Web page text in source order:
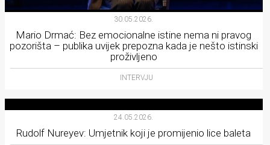
30.05.2026.
Mario Drmać: Bez emocionalne istine nema ni pravog
pozorišta – publika uvijek prepozna kada je nešto istinski
proživljeno
INTERVJU
24.05.2026.
Rudolf Nureyev: Umjetnik koji je promijenio lice baleta